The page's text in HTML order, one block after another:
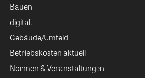
Bauen
digital.
Gebäude/Umfeld
Betriebskosten aktuell
Normen & Veranstaltungen